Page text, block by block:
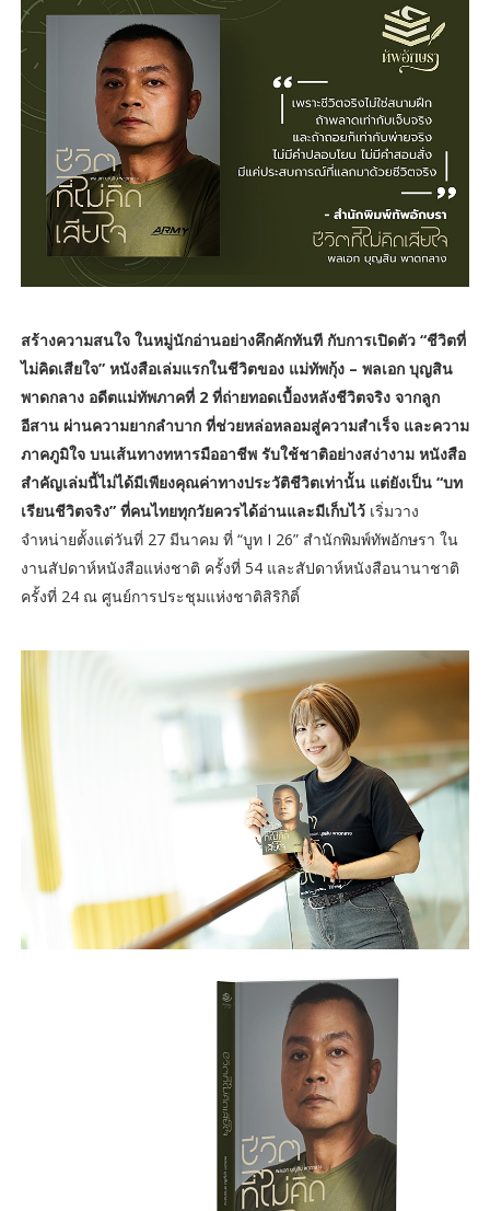
สร้างความสนใจ ในหมู่นักอ่านอย่างคึกคักทันที กับการเปิดตัว “ชีวิตที่
ไม่คิดเสียใจ” หนังสือเล่มแรกในชีวิตของ แม่ทัพกุ้ง – พลเอก บุญสิน
พาดกลาง อดีตแม่ทัพภาคที่ 2 ที่ถ่ายทอดเบื้องหลังชีวิตจริง จากลูก
อีสาน ผ่านความยากลำบาก ที่ช่วยหล่อหลอมสู่ความสำเร็จ และความ
ภาคภูมิใจ บนเส้นทางทหารมืออาชีพ รับใช้ชาติอย่างสง่างาม หนังสือ
สำคัญเล่มนี้ไม่ได้มีเพียงคุณค่าทางประวัติชีวิตเท่านั้น แต่ยังเป็น “บท
เรียนชีวิตจริง” ที่คนไทยทุกวัยควรได้อ่านและมีเก็บไว้เริ่มวาง
จำหน่ายตั้งแต่วันที่ 27 มีนาคม ที่ “บูท I 26” สำนักพิมพ์ทัพอักษรา ใน
งานสัปดาห์หนังสือแห่งชาติ ครั้งที่ 54 และสัปดาห์หนังสือนานาชาติ
ครั้งที่ 24 ณ ศูนย์การประชุมแห่งชาติสิริกิติ์